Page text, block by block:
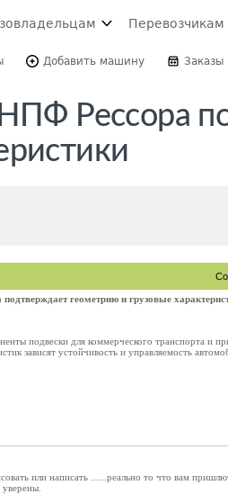
Перевозчикам
Добавить машину Заказы
Рессора
геометрию и грузовые
подвески для коммерческого транспорта и
зависят устойчивость и управляемость
или написать ......реально то что вам